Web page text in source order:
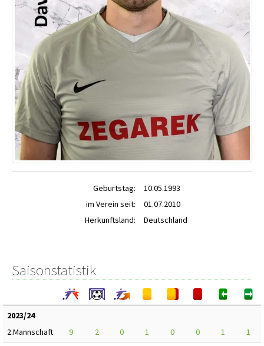
Geburtstag:
10.05.1993
im Verein seit:
01.07.2010
Herkunftsland:
Deutschland
Saisonstatistik
2023/24
2.Mannschaft
9 2 0 1 0 0 1
1